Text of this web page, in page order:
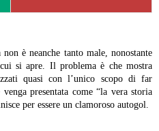
è neanche tanto male, nonostante
si apre. Il problema è che mostra
quasi con l’unico scopo di far
presentata come “la vera storia
per essere un clamoroso autogol.